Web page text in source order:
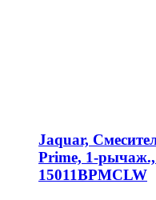
Jaquar,
Prime, 1-
15011BPMCLW